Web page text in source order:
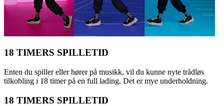
18 TIMERS SPILLETID
Enten du spiller eller hører på musikk, vil du kunne nyte trådløs
tilkobling i 18 timer på en full lading. Det er mye underholdning.
18 TIMERS SPILLETID